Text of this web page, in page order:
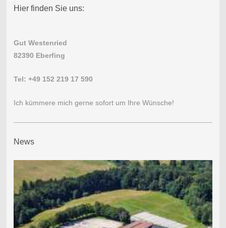
Hier finden Sie uns:
Gut Westenried
82390 Eberfing
Tel: +49 152 219 17 590
Ich kümmere mich gerne sofort um Ihre Wünsche!
News